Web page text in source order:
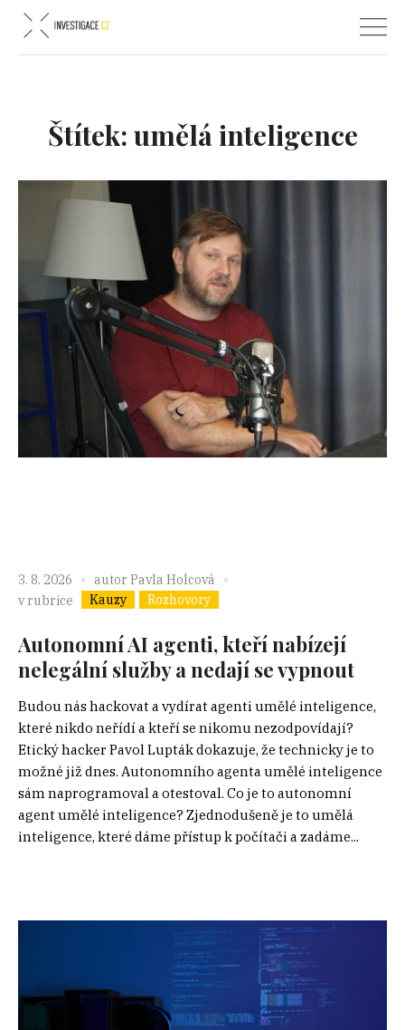
Štítek: umělá inteligence
3. 8. 2026 autor Pavla Holcová
v rubrice
Kauzy Rozhovory
Autonomní AI agenti, kteří nabízejí
nelegální služby a nedají se vypnout
Budou nás hackovat a vydírat agenti umělé inteligence,
které nikdo neřídí a kteří se nikomu nezodpovídají?
Etický hacker Pavol Lupták dokazuje, že technicky je to
možné již dnes. Autonomního agenta umělé inteligence
sám naprogramoval a otestoval. Co je to autonomní
agent umělé inteligence? Zjednodušeně je to umělá
inteligence, které dáme přístup k počítači a zadáme...